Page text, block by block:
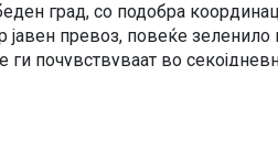
град, со подобра
јавен превоз, повеќе зеленило
ги почувствуваат во
Ѓорѓиевски, во интервју за